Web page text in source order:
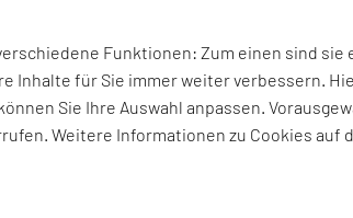
Funktionen: Zum einen sind
Inhalte für Sie immer weiter verbessern.
Sie Ihre Auswahl anpassen.
Weitere Informationen zu Cookies auf